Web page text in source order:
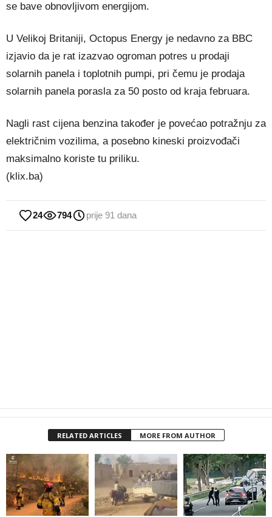
se bave obnovljivom energijom.
U Velikoj Britaniji, Octopus Energy je nedavno za BBC
izjavio da je rat izazvao ogroman potres u prodaji
solarnih panela i toplotnih pumpi, pri čemu je prodaja
solarnih panela porasla za 50 posto od kraja februara.
Nagli rast cijena benzina također je povećao potražnju za
električnim vozilima, a posebno kineski proizvođači
maksimalno koriste tu priliku.
(klix.ba)
24 794 prije 91 dana
RELATED ARTICLES MORE FROM AUTHOR